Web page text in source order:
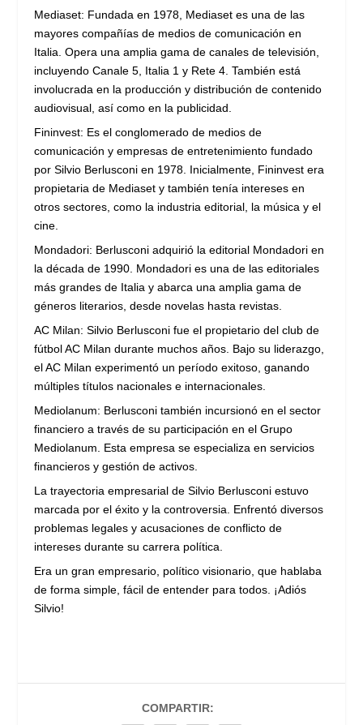
Mediaset: Fundada en 1978, Mediaset es una de las
mayores compañías de medios de comunicación en
Italia. Opera una amplia gama de canales de televisión,
incluyendo Canale 5, Italia 1 y Rete 4. También está
involucrada en la producción y distribución de contenido
audiovisual, así como en la publicidad.
Fininvest: Es el conglomerado de medios de
comunicación y empresas de entretenimiento fundado
por Silvio Berlusconi en 1978. Inicialmente, Fininvest era
propietaria de Mediaset y también tenía intereses en
otros sectores, como la industria editorial, la música y el
cine.
Mondadori: Berlusconi adquirió la editorial Mondadori en
la década de 1990. Mondadori es una de las editoriales
más grandes de Italia y abarca una amplia gama de
géneros literarios, desde novelas hasta revistas.
AC Milan: Silvio Berlusconi fue el propietario del club de
fútbol AC Milan durante muchos años. Bajo su liderazgo,
el AC Milan experimentó un período exitoso, ganando
múltiples títulos nacionales e internacionales.
Mediolanum: Berlusconi también incursionó en el sector
financiero a través de su participación en el Grupo
Mediolanum. Esta empresa se especializa en servicios
financieros y gestión de activos.
La trayectoria empresarial de Silvio Berlusconi estuvo
marcada por el éxito y la controversia. Enfrentó diversos
problemas legales y acusaciones de conflicto de
intereses durante su carrera política.
Era un gran empresario, político visionario, que hablaba
de forma simple, fácil de entender para todos. ¡Adiós
Silvio!
COMPARTIR: